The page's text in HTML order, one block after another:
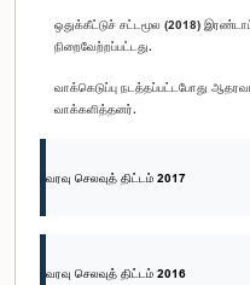
ஒதுக்கீட்டுச் சட்டமூல (2018)
நிறைவேற்றப்பட்டது.
வாக்கெடுப்பு நடத்தப்பட்டபோது
வாக்களித்தனர்.
வரவு செலவுத் திட்டம் 2017
வரவு செலவுத் திட்டம் 2016